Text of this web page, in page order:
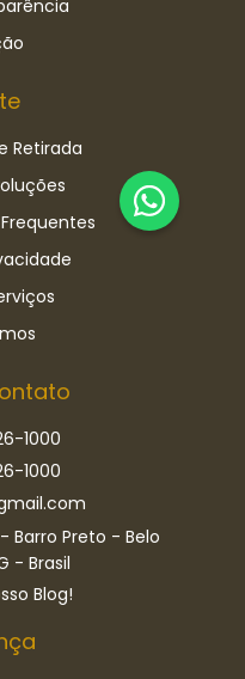
Retirada
1000
1000
Barro Preto - Belo
- Brasil
Blog!